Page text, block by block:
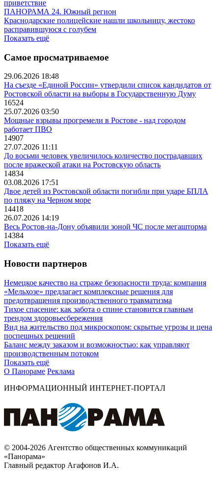
приветствие
ПАНОРАМА 24. Южный регион
Краснодарские полицейские нашли школьницу, жестоко
расправившуюся с голубем
Показать ещё
Самое просматриваемое
29.06.2026 18:48
На съезде «Единой России» утвердили список кандидатов от
Ростовской области на выборы в Государственную Думу
16524
25.07.2026 03:50
Мощные взрывы прогремели в Ростове - над городом
работает ПВО
14907
27.07.2026 11:11
До восьми человек увеличилось количество пострадавших
после вражеской атаки на Ростовскую область
14834
03.08.2026 17:51
Двое детей из Ростовской области погибли при ударе БПЛА
по пляжу на Черном море
14418
26.07.2026 14:19
Весь Ростов-на-Дону объявили зоной ЧС после мегашторма
14384
Показать ещё
Новости партнеров
Немецкое качество на страже безопасности труда: компания
«Мельхозе» предлагает комплексные решения для
предотвращения производственного травматизма
Тихое спасение: как забота о спине становится главным
трендом здоровьесбережения
Вид на жительство под микроскопом: скрытые угрозы и цена
поспешных решений
Баланс между заказом и возможностью: как управляют
производственным потоком
Показать ещё
О Панораме Реклама
ИНФОРМАЦИОННЫЙ ИНТЕРНЕТ-ПОРТАЛ
© 2004-2026 Агентство общественных коммуникаций
«Панорама»
Главный редактор Агафонов И.А.